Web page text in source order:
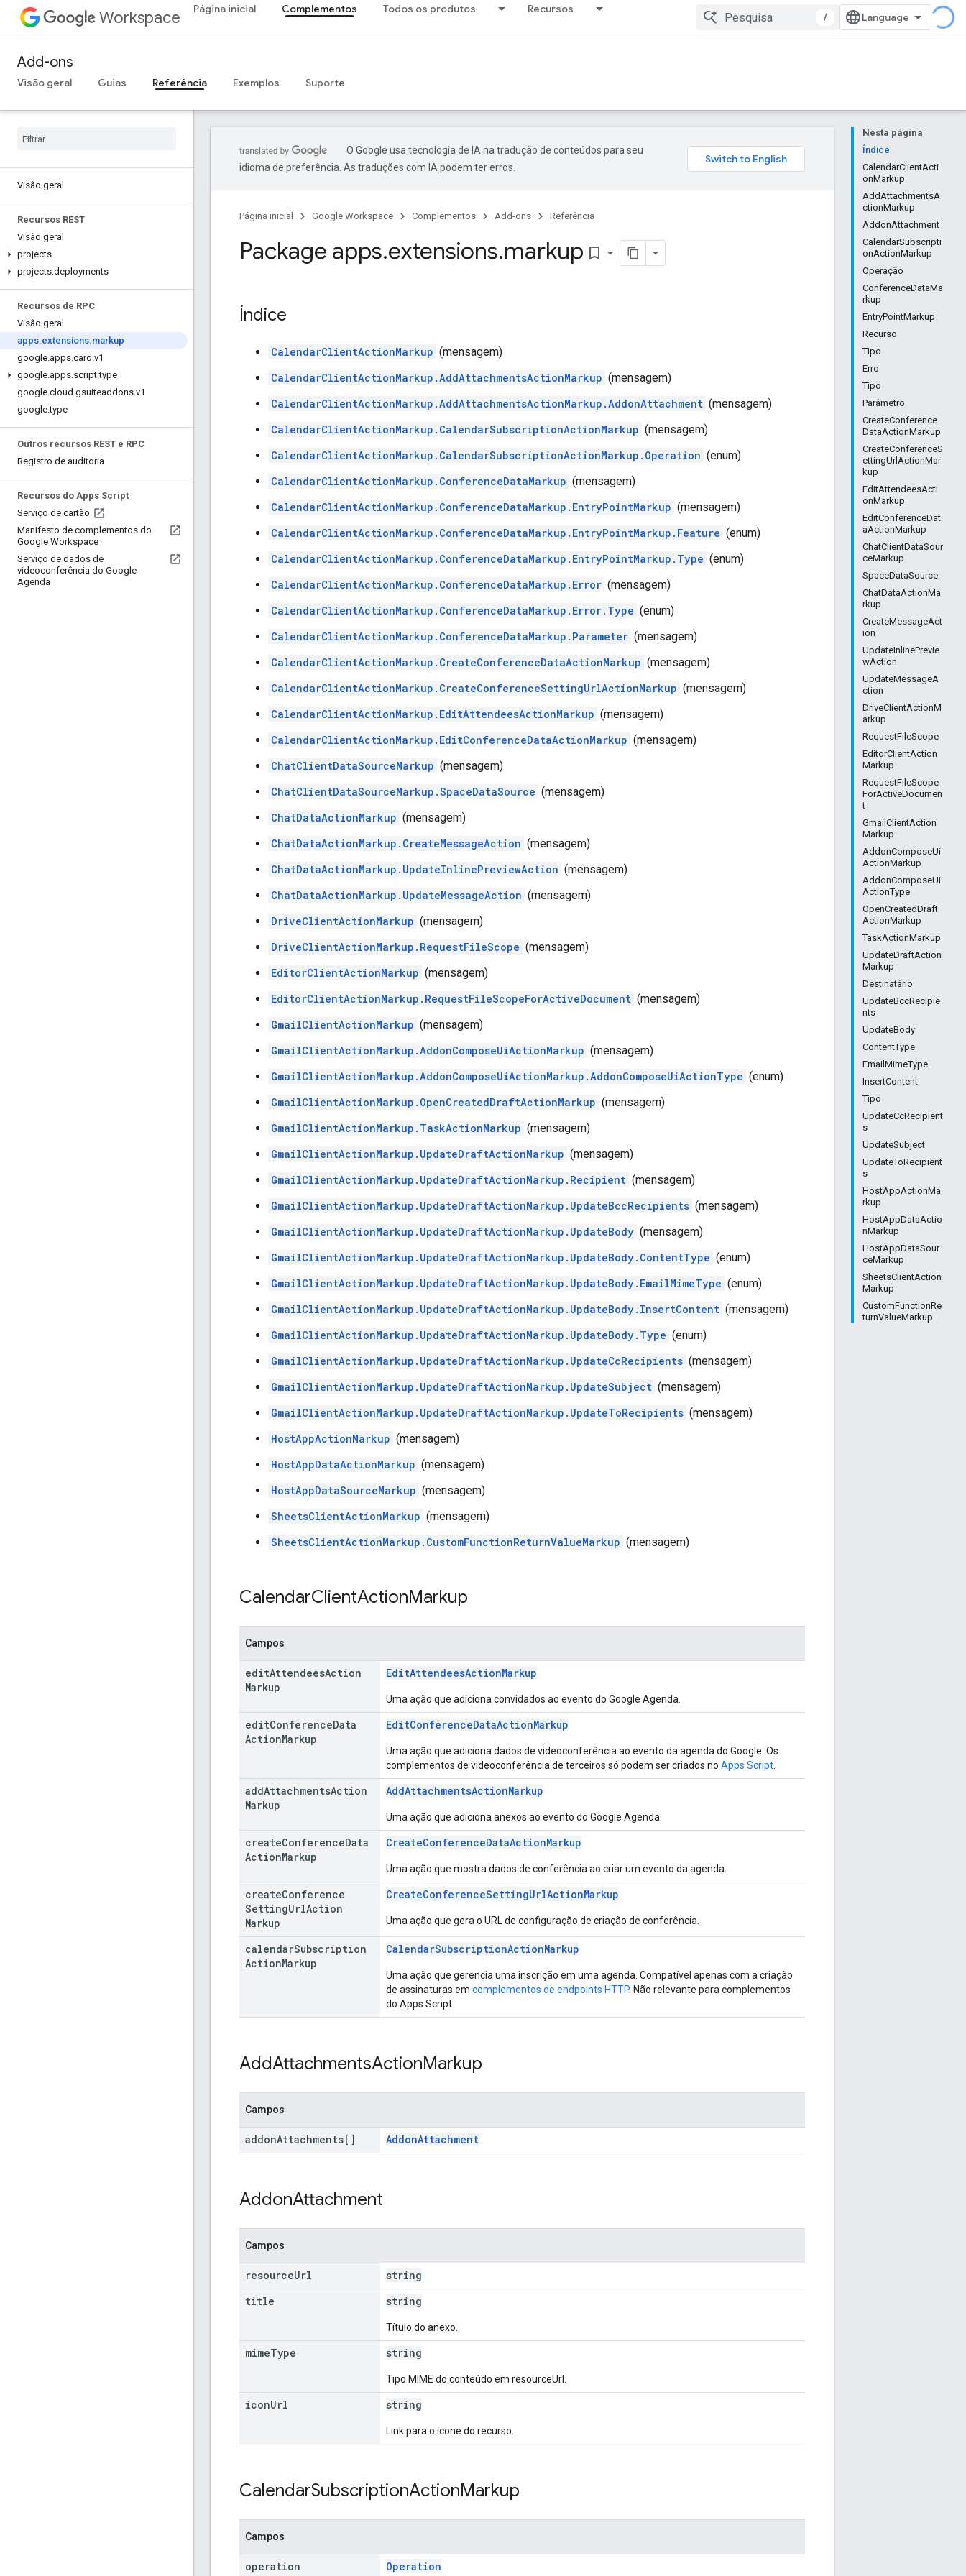
Workspace Página inicial Complementos Todos os produtos Recursos
/
Add-ons
Visão geral Guias Referência Exemplos Suporte
Visão geral
Recursos REST
Visão geral
projects
projects.deployments
Recursos de RPC
Visão geral
apps.extensions.markup
google.apps.card .v1
google.apps.script.type
google.cloud .gsuiteaddons.v1
google.type
Outros recursos REST e RPC
Registro de auditoria
Recursos do Apps Script
Serviço de cartão
Manifesto de complementos do
Google Workspace
Serviço de dados de
videoconferência do Google
Agenda
Nesta página
Índice
CalendarClientActi
onMarkup
AddAttachmentsA
ctionMarkup
AddonAttachment
CalendarSubscripti
onActionMarkup
Operação
ConferenceDataMa
rkup
EntryPointMarkup
Recurso
Tipo
Erro
Tipo
Parâmetro
CreateConference
DataActionMarkup
CreateConferenceS
ettingUrlActionMar
kup
EditAttendeesActi
onMarkup
EditConferenceDat
aActionMarkup
ChatClientDataSour
ceMarkup
SpaceDataSource
ChatDataActionMa
rkup
CreateMessageAct
ion
UpdateInlinePrevie
wAction
UpdateMessageA
ction
DriveClientActionM
arkup
RequestFileScope
EditorClientAction
Markup
RequestFileScope
ForActiveDocumen
t
GmailClientAction
Markup
AddonComposeUi
ActionMarkup
AddonComposeUi
ActionType
OpenCreatedDraft
ActionMarkup
TaskActionMarkup
UpdateDraftAction
Markup
Destinatário
UpdateBccRecipie
nts
UpdateBody
ContentType
EmailMimeType
InsertContent
Tipo
UpdateCcRecipient
s
UpdateSubject
UpdateToRecipient
s
HostAppActionMa
rkup
HostAppDataActio
nMarkup
HostAppDataSour
ceMarkup
SheetsClientAction
Markup
CustomFunctionRe
turnValueMarkup
O Google usa tecnologia de IA na tradução de conteúdos para seu
idioma de preferência. As traduções com IA podem ter erros.
Página inicial Google Workspace Complementos Add-ons Referência
Package apps.extensions.markup bookmark_border
Índice
CalendarClientActionMarkup (mensagem)
CalendarClientActionMarkup.AddAttachmentsActionMarkup (mensagem)
CalendarClientActionMarkup.AddAttachmentsActionMarkup.AddonAttachment (mensagem)
CalendarClientActionMarkup.CalendarSubscriptionActionMarkup (mensagem)
CalendarClientActionMarkup.CalendarSubscriptionActionMarkup.Operation (enum)
CalendarClientActionMarkup.ConferenceDataMarkup (mensagem)
CalendarClientActionMarkup.ConferenceDataMarkup.EntryPointMarkup (mensagem)
CalendarClientActionMarkup.ConferenceDataMarkup.EntryPointMarkup.Feature (enum)
CalendarClientActionMarkup.ConferenceDataMarkup.EntryPointMarkup.Type (enum)
CalendarClientActionMarkup.ConferenceDataMarkup.Error (mensagem)
CalendarClientActionMarkup.ConferenceDataMarkup.Error.Type (enum)
CalendarClientActionMarkup.ConferenceDataMarkup.Parameter (mensagem)
CalendarClientActionMarkup.CreateConferenceDataActionMarkup (mensagem)
CalendarClientActionMarkup.CreateConferenceSettingUrlActionMarkup (mensagem)
CalendarClientActionMarkup.EditAttendeesActionMarkup (mensagem)
CalendarClientActionMarkup.EditConferenceDataActionMarkup (mensagem)
ChatClientDataSourceMarkup (mensagem)
ChatClientDataSourceMarkup.SpaceDataSource (mensagem)
ChatDataActionMarkup (mensagem)
ChatDataActionMarkup.CreateMessageAction (mensagem)
ChatDataActionMarkup.UpdateInlinePreviewAction (mensagem)
ChatDataActionMarkup.UpdateMessageAction (mensagem)
DriveClientActionMarkup (mensagem)
DriveClientActionMarkup.RequestFileScope (mensagem)
EditorClientActionMarkup (mensagem)
EditorClientActionMarkup.RequestFileScopeForActiveDocument (mensagem)
GmailClientActionMarkup (mensagem)
GmailClientActionMarkup.AddonComposeUiActionMarkup (mensagem)
GmailClientActionMarkup.AddonComposeUiActionMarkup.AddonComposeUiActionType (enum)
GmailClientActionMarkup.OpenCreatedDraftActionMarkup (mensagem)
GmailClientActionMarkup.TaskActionMarkup (mensagem)
GmailClientActionMarkup.UpdateDraftActionMarkup (mensagem)
GmailClientActionMarkup.UpdateDraftActionMarkup.Recipient (mensagem)
GmailClientActionMarkup.UpdateDraftActionMarkup.UpdateBccRecipients (mensagem)
GmailClientActionMarkup.UpdateDraftActionMarkup.UpdateBody (mensagem)
GmailClientActionMarkup.UpdateDraftActionMarkup.UpdateBody.ContentType (enum)
GmailClientActionMarkup.UpdateDraftActionMarkup.UpdateBody.EmailMimeType (enum)
GmailClientActionMarkup.UpdateDraftActionMarkup.UpdateBody.InsertContent (mensagem)
GmailClientActionMarkup.UpdateDraftActionMarkup.UpdateBody.Type (enum)
GmailClientActionMarkup.UpdateDraftActionMarkup.UpdateCcRecipients (mensagem)
GmailClientActionMarkup.UpdateDraftActionMarkup.UpdateSubject (mensagem)
GmailClientActionMarkup.UpdateDraftActionMarkup.UpdateToRecipients (mensagem)
HostAppActionMarkup (mensagem)
HostAppDataActionMarkup (mensagem)
HostAppDataSourceMarkup (mensagem)
SheetsClientActionMarkup (mensagem)
SheetsClientActionMarkup.CustomFunctionReturnValueMarkup (mensagem)
CalendarClientActionMarkup
Campos
editAttendeesAction
Markup
EditAttendeesActionMarkup
Uma ação que adiciona convidados ao evento do Google Agenda.
editConferenceData
ActionMarkup
EditConferenceDataActionMarkup
Uma ação que adiciona dados de videoconferência ao evento da agenda do Google. Os
complementos de videoconferência de terceiros só podem ser criados no Apps Script
addAttachmentsAction
Markup
AddAttachmentsActionMarkup
Uma ação que adiciona anexos ao evento do Google Agenda.
createConferenceData
ActionMarkup
CreateConferenceDataActionMarkup
Uma ação que mostra dados de conferência ao criar um evento da agenda.
createConference
SettingUrlAction
Markup
CreateConferenceSettingUrlActionMarkup
Uma ação que gera o URL de configuração de criação de conferência.
calendarSubscription
ActionMarkup
CalendarSubscriptionActionMarkup
Uma ação que gerencia uma inscrição em uma agenda. Compatível apenas com a criação
de assinaturas em complementos de endpoints HTTP. Não relevante para complementos
do Apps Script.
AddAttachmentsActionMarkup
Campos
addonAttachments[] AddonAttachment
AddonAttachment
Campos
resourceUrl
string
title
string
Título do anexo.
mimeType string
Tipo MIME do conteúdo em resourceUrl.
iconUrl string
Link para o ícone do recurso.
CalendarSubscriptionActionMarkup
Campos
operation Operation